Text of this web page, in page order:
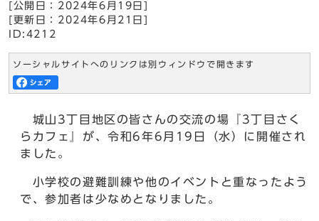
[公開日： 2024年6月19日
[更新日： 2024年6月21日
ID:4212
ソーシャルサイトへのリンクは別ウィンドウで開きます
城山3丁目地区の皆さんの交流の場『3丁目さく
らカフェ』が、令和6年6月19日（水）に開催され
ました。
小学校の避難訓練や他のイベントと重なったよう
で、参加者は少なめとなりました。